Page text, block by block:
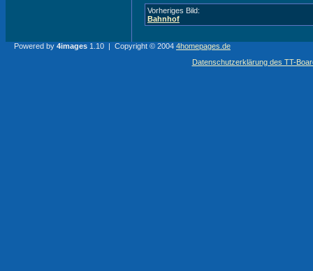
Vorheriges Bild:
Bahnhof
Powered by 4images 1.10 | Copyright © 2004 4homepages.de
Datenschutzerklärung des TT-